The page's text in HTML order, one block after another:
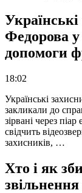
Федорова у
допомоги
18:02
Українські
закликали до
зірвані через
свідчить
захисників, …
Хто і як